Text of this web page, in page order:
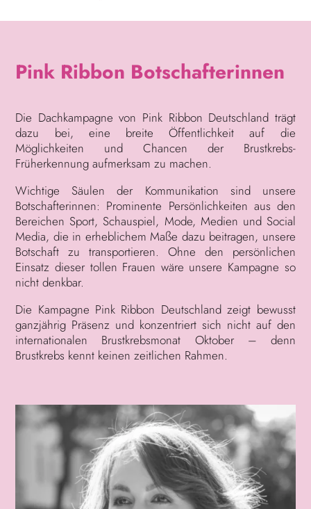
Pink Ribbon Botschafterinnen
Die Dachkampagne von Pink Ribbon Deutschland trägt
dazu bei, eine breite Öffentlichkeit auf die
Möglichkeiten und Chancen der Brustkrebs-
Früherkennung aufmerksam zu machen.
Wichtige Säulen der Kommunikation sind unsere
Botschafterinnen: Prominente Persönlichkeiten aus den
Bereichen Sport, Schauspiel, Mode, Medien und Social
Media, die in erheblichem Maße dazu beitragen, unsere
Botschaft zu transportieren. Ohne den persönlichen
Einsatz dieser tollen Frauen wäre unsere Kampagne so
nicht denkbar.
Die Kampagne Pink Ribbon Deutschland zeigt bewusst
ganzjährig Präsenz und konzentriert sich nicht auf den
internationalen Brustkrebsmonat Oktober – denn
Brustkrebs kennt keinen zeitlichen Rahmen.